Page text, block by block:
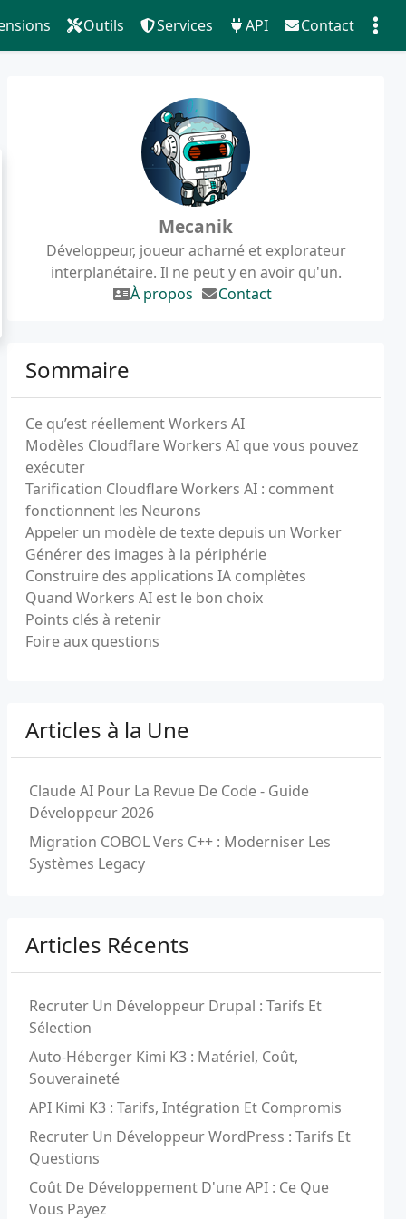
Outils Services API Contact
Mecanik
Développeur, joueur acharné et explorateur
interplanétaire. Il ne peut y en avoir qu'un.
À propos
Contact
Sommaire
Ce qu’est réellement Workers AI
Modèles Cloudflare Workers AI que vous pouvez
exécuter
Tarification Cloudflare Workers AI : comment
fonctionnent les Neurons
Appeler un modèle de texte depuis un Worker
Générer des images à la périphérie
Construire des applications IA complètes
Quand Workers AI est le bon choix
Points clés à retenir
Foire aux questions
Articles à la Une
Claude AI Pour La Revue De Code - Guide
Développeur 2026
Migration COBOL Vers C++ : Moderniser Les
Systèmes Legacy
Articles Récents
Recruter Un Développeur Drupal : Tarifs Et
Sélection
Auto-Héberger Kimi K3 : Matériel, Coût,
Souveraineté
API Kimi K3 : Tarifs, Intégration Et Compromis
Recruter Un Développeur WordPress : Tarifs Et
Questions
Coût De Développement D'une API : Ce Que
Vous Payez